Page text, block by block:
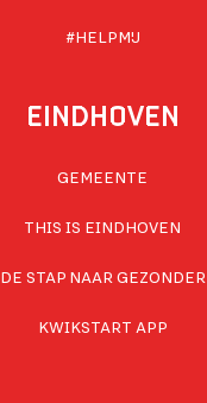
#HELPMIJ
EINDHOVEN
GEMEENTE
THIS IS EINDHOVEN
DE STAP NAAR GEZONDER
KWIKSTART APP